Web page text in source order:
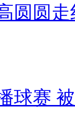
圆圆走
球赛